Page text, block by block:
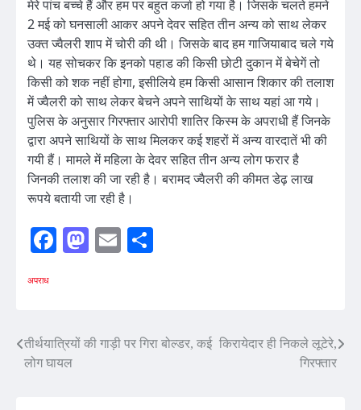
मेरे पांच बच्चे हैं और हम पर बहुत कर्जा हो गया है। जिसके चलते हमने
2 मई को घनसाली आकर अपने देवर सहित तीन अन्य को साथ लेकर
उक्त ज्वैलरी शाप में चोरी की थी। जिसके बाद हम गाजियाबाद चले गये
थे। यह सोचकर कि इनको पहाड की किसी छोटी दुकान में बेचेगें तो
किसी को शक नहीं होगा, इसीलिये हम किसी आसान शिकार की तलाश
में ज्वैलरी को साथ लेकर बेचने अपने साथियों के साथ यहां आ गये।
पुलिस के अनुसार गिरफ्तार आरोपी शातिर किस्म के अपराधी हैं जिनके
द्वारा अपने साथियों के साथ मिलकर कई शहरों में अन्य वारदातें भी की
गयी हैं। मामले में महिला के देवर सहित तीन अन्य लोग फरार है
जिनकी तलाश की जा रही है। बरामद ज्वैलरी की कीमत डेढ़ लाख
रूपये बतायी जा रही है।
Facebook
Mastodon
Email
अपराध
Post
तीर्थयात्रियों की गाड़ी पर गिरा बोल्डर, कई
लोग घायल
किरायेदार ही निकले लूटेरे,
गिरफ्तार